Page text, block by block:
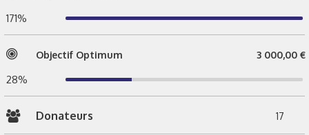
171%
Objectif Optimum 3 000,00 €
28%
Donateurs 17